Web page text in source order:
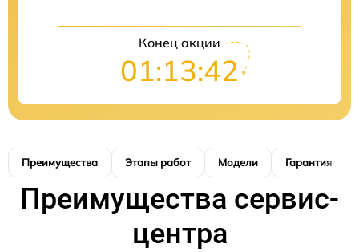
Конец акции
01:13:41
Преимущества Этапы работ Модели Гарантия
Преимущества сервис-
центра